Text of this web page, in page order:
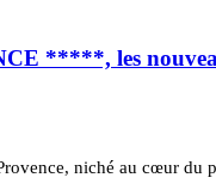
*****, les
niché au cœur